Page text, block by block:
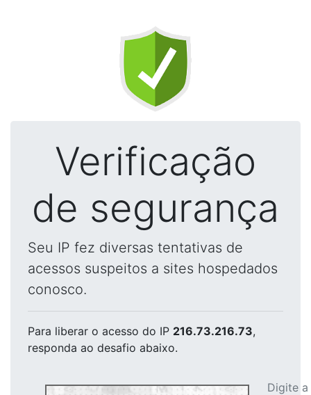
Verificação
de segurança
Seu IP fez diversas tentativas de
acessos suspeitos a sites hospedados
conosco.
Para liberar o acesso do IP 216.73.216.73,
responda ao desafio abaixo.
Digite